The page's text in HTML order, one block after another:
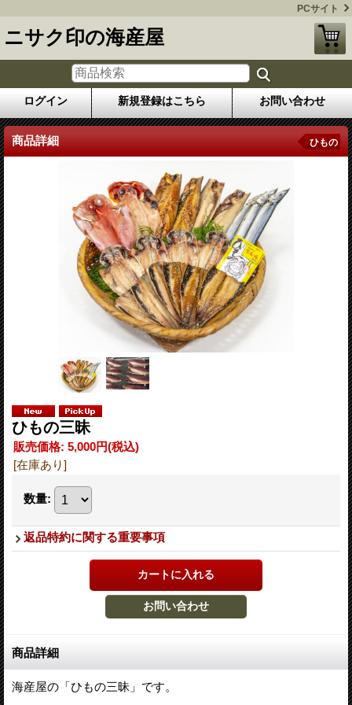
PCサイト
ニサク印の海産屋
ログイン 新規登録はこちら お問い合わせ
商品詳細 ひもの
ひもの三昧
販売価格: 5,000円(税込)
[在庫あり]
数量:
返品特約に関する重要事項
商品詳細
海産屋の「ひもの三昧」です。